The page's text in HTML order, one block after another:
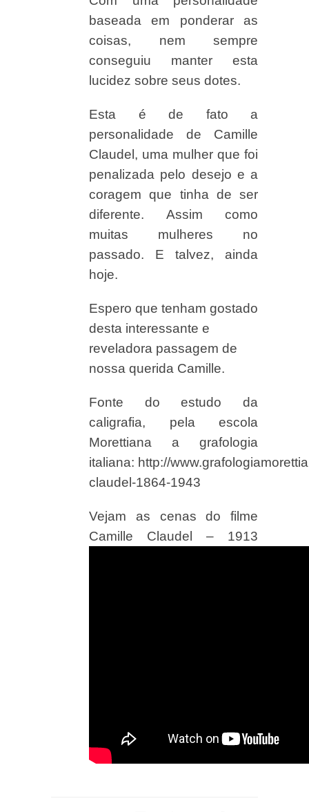
baseada em ponderar as
coisas, nem sempre
conseguiu manter esta
lucidez sobre seus dotes.
Esta é de fato a
personalidade de Camille
Claudel, uma mulher que foi
penalizada pelo desejo e a
coragem que tinha de ser
diferente. Assim como
muitas mulheres no
passado. E talvez, ainda
hoje.
Espero que tenham gostado
desta interessante e
reveladora passagem de
nossa querida Camille.
Fonte do estudo da
caligrafia, pela escola
Morettiana a grafologia
italiana: http://
claudel-1864-1943
Vejam as cenas do filme
Camille Claudel – 1913